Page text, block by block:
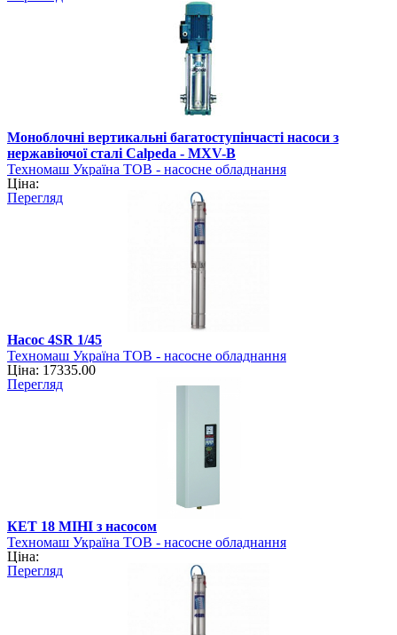
Моноблочні вертикальні багатоступінчасті насоси з
нержавіючої сталі Calpeda - MXV-B
Техномаш Україна ТОВ - насосне обладнання
Ціна:
Перегляд
Насос 4SR 1/45
Техномаш Україна ТОВ - насосне обладнання
Ціна: 17335.00
Перегляд
КЕТ 18 МІНІ з насосом
Техномаш Україна ТОВ - насосне обладнання
Ціна:
Перегляд